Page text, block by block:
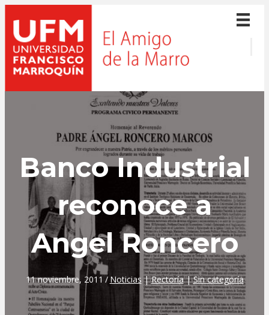
Banco Industrial
reconoce a
Angel Roncero
11 noviembre, 2011 / Noticias |Rectoría|Sin categoría